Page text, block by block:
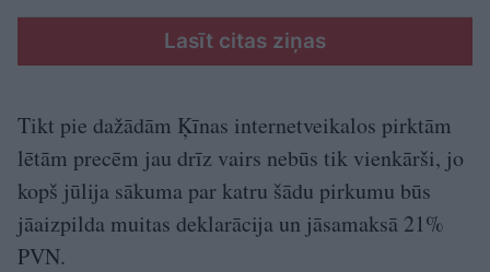
Lasīt citas ziņas
Tikt pie dažādām Ķīnas internetveikalos pirktām
lētām precēm jau drīz vairs nebūs tik vienkārši, jo
kopš jūlija sākuma par katru šādu pirkumu būs
jāaizpilda muitas deklarācija un jāsamaksā 21%
PVN.